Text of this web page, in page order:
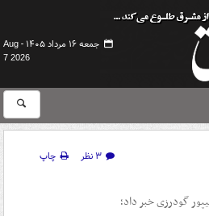
جمعه ۱۶ مرداد ۱۴۰۵ -
Aug
7 2026
۳ نظر
چاپ
گودرزی خبر داد؛